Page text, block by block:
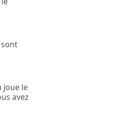
joue le
avez